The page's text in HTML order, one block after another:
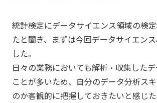
統計検定にデータサイエンス領域の検
たと聞き、まずは今回データサイエン
した。
日々の業務においても解析・収集した
ことが多いため、自分のデータ分析ス
のか客観的に把握しておきたいと感じ